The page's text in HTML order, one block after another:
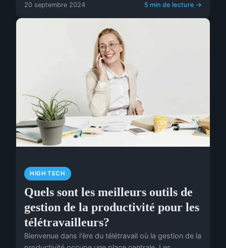
20 septembre 2024 5 min de lecture →
HIGH TECH
Quels sont les meilleurs outils de
gestion de la productivité pour les
télétravailleurs?
Bienvenue dans l'ère du télétravail où la gestion de la